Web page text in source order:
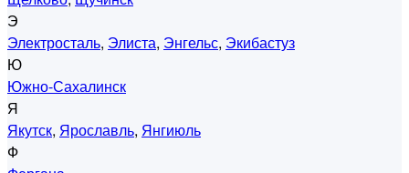
Э
Электросталь, Элиста, Энгельс, Экибастуз
Ю
Южно-Сахалинск
Я
Якутск, Ярославль, Янгиюль
Ф